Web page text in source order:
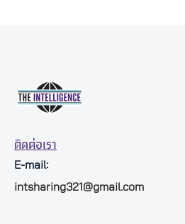
ติดต่อเรา
E-mail:
intsharing321@gmail.com